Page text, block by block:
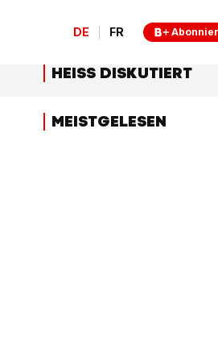
DE FR
HEISS DISKUTIERT
MEISTGELESEN